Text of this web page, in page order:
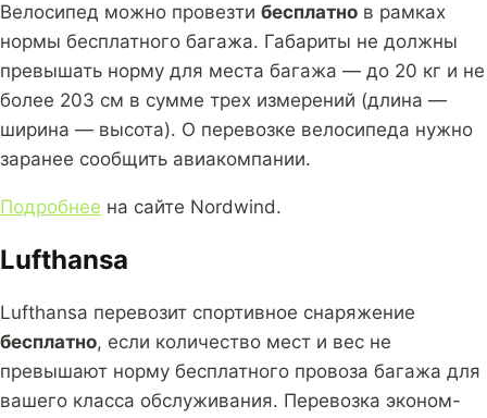
Велосипед можно провезти бесплатно в рамках
нормы бесплатного багажа. Габариты не должны
превышать норму для места багажа — до 20 кг и не
более 203 см в сумме трех измерений (длина —
ширина — высота). О перевозке велосипеда нужно
заранее сообщить авиакомпании.
Подробнее на сайте Nordwind.
Lufthansa
Lufthansa перевозит спортивное снаряжение
бесплатно, если количество мест и вес не
превышают норму бесплатного провоза багажа для
вашего класса обслуживания. Перевозка эконом-